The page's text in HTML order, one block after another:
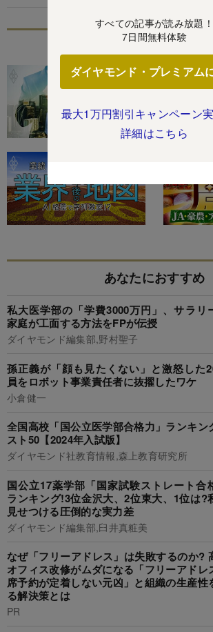
すべての記事が読み放題！
7日間無料体験
ダイヤモンド・プレミアム
最大1万円割引キャンペーン
詳細はこちら
特集
あなたにおすすめ
私大医学部の「学費3000万円」、サラリ
家庭が工面する方法をFPが伝授
ダイヤモンド編集部,野村聖子
孫正義が「顔も見たくない」と激怒した
員をロボット事業責任者に抜擢したワケ
小倉健一
全国高校「国公立医学部合格力」ランキン
スト50【2024年入試版】
ダイヤモンド社教育情報,森上教育研究所
国公立17薬学部「国家試験ストレート合
ランキング!3位金沢大、2位東大、1位は?
見せつける圧倒的な実力差
ダイヤモンド編集部,臼井真粧美
なぜ「フリーアドレス」は失敗するのか?
オフィス改修がムダになる「フリーアドレ
席予約が定着しない元凶」と組織の生産性
る解決策とは
PR